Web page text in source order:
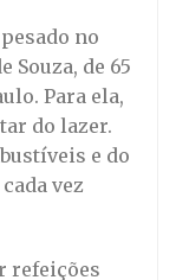
no
Souza, de 65
Para ela,
do lazer.
e do
vez
refeições